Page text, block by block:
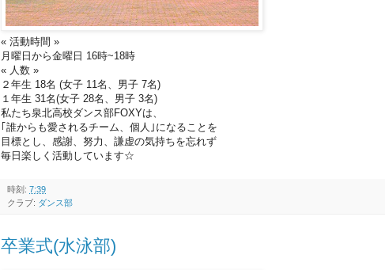
« 活動時間 »
月曜日から金曜日 16時~18時
« 人数 »
２年生 18名 (女子 11名、男子 7名)
１年生 31名(女子 28名、男子 3名)
私たち泉北高校ダンス部FOXYは、
｢誰からも愛されるチーム、個人｣になることを
目標とし、感謝、努力、謙虚の気持ちを忘れず
毎日楽しく活動しています☆
時刻: 7:39
クラブ: ダンス部
卒業式(水泳部)